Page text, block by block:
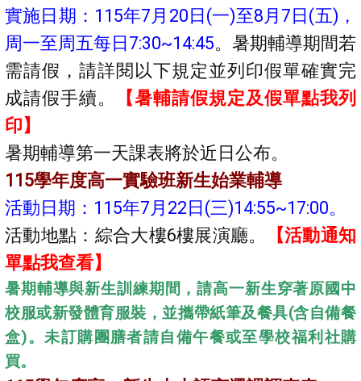
實施日期：115年7月20日(一)至8月7日(五)，
周一至周五每日7:30~14:45。暑期輔導期間若
需請假，請詳閱以下規定並列印假單確實完
成請假手續。
【暑輔請假規定及假單點我列
印】
暑期輔導第一天課表將於近日公布。
115學年度高一實驗班新生始業輔導
活動日期：115年7月22日(三)14:55~17:00。
活動地點：綜合大樓6樓展演廳。
【活動通知
單點我查看】
暑期輔導與新生訓練期間，請高一新生穿著原國中
校服或新發體育服裝，並攜帶紙筆及餐具(含自備餐
盒)。未訂購團膳者請自備午餐或至學校福利社購
買。